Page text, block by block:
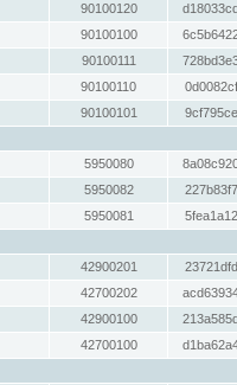
90100120
90100100
90100111
90100110
90100101
5950080
5950082
5950081
42900201
42700202
42900100
42700100